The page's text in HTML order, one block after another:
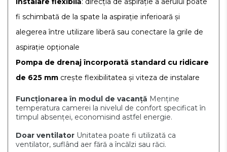
fi schimbată de la spate la aspirație inferioară și
alegerea între utilizare liberă sau conectare la grile de
aspirație opționale
Pompa de drenaj încorporată standard cu ridicare
de 625 mm crește flexibilitatea și viteza de instalare
Funcționarea în modul de vacanță Menține
temperatura camerei la nivelul de confort specificat în
timpul absenței, economisind astfel energie.
Doar ventilator Unitatea poate fi utilizată ca
ventilator, suflând aer fără a încălzi sau răci.